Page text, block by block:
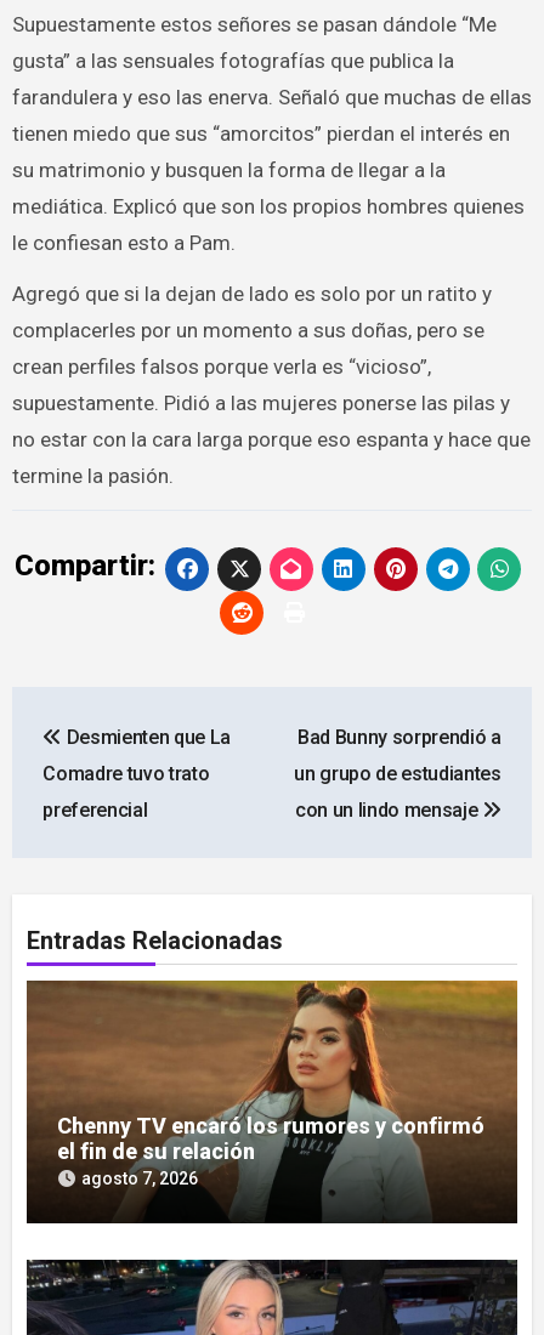
Supuestamente estos señores se pasan dándole “Me
gusta” a las sensuales fotografías que publica la
farandulera y eso las enerva. Señaló que muchas de ellas
tienen miedo que sus “amorcitos” pierdan el interés en
su matrimonio y busquen la forma de llegar a la
mediática. Explicó que son los propios hombres quienes
le confiesan esto a Pam.
Agregó que si la dejan de lado es solo por un ratito y
complacerles por un momento a sus doñas, pero se
crean perfiles falsos porque verla es “vicioso”,
supuestamente. Pidió a las mujeres ponerse las pilas y
no estar con la cara larga porque eso espanta y hace que
termine la pasión.
Compartir:
de
entradas
Desmienten que La
Comadre tuvo trato
preferencial
Bad Bunny sorprendió a
un grupo de estudiantes
con un lindo mensaje
Entradas Relacionadas
Chenny TV encaró los rumores y confirmó
el fin de su relación
agosto 7, 2026